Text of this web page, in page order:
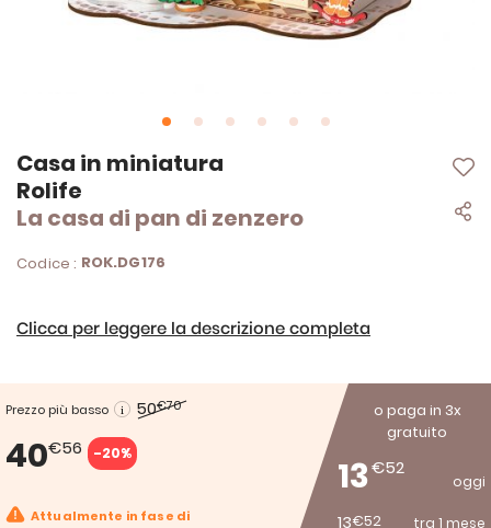
Casa in miniatura
Rolife
La casa di pan di zenzero
Codice : ROK.DG176
Clicca per leggere la descrizione completa
Prezzo più basso 50€70
40€56 -20%
o paga in 3x
gratuito
13€52
oggi
13€52 tra 1 mese
Attualmente in fase di
Vai
all'inizio
della
galleria
immagini